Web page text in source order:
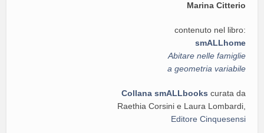
Marina Citterio
contenuto nel libro:
smALLhome
Abitare nelle famiglie
a geometria variabile
Collana smALLbooks curata da
Raethia Corsini e Laura Lombardi,
Editore Cinquesensi